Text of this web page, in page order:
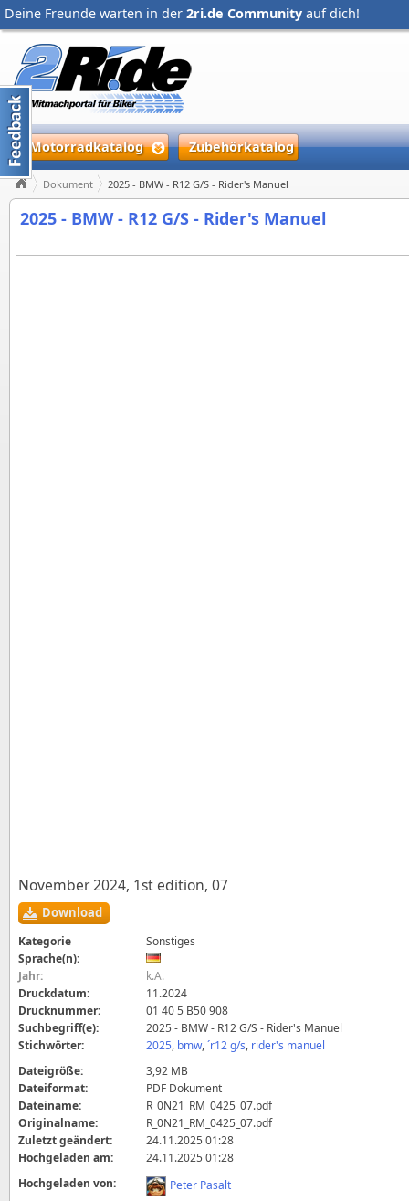
Deine Freunde warten in der 2ri.de Community auf dich!
Motorradkatalog Zubehörkatalog
Dokument 2025 - BMW - R12 G/S - Rider's Manuel
2025 - BMW - R12 G/S - Rider's Manuel
November 2024, 1st edition, 07
Download
Kategorie
Sonstiges
Sprache(n):
Jahr:
k.A.
Druckdatum:
11.2024
Drucknummer:
01 40 5 B50 908
Suchbegriff(e):
2025 - BMW - R12 G/S - Rider's Manuel
Stichwörter:
2025, bmw,´r12 g/s, rider's manuel
Dateigröße:
3,92 MB
Dateiformat:
PDF Dokument
Dateiname:
R_0N21_RM_0425_07.pdf
Originalname:
R_0N21_RM_0425_07.pdf
Zuletzt geändert:
24.11.2025 01:28
Hochgeladen am:
24.11.2025 01:28
Hochgeladen von:
Peter Pasalt